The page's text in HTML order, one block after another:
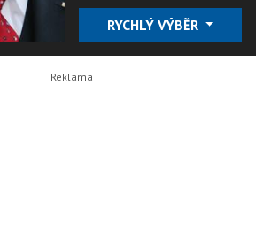
RYCHLÝ VÝBĚR